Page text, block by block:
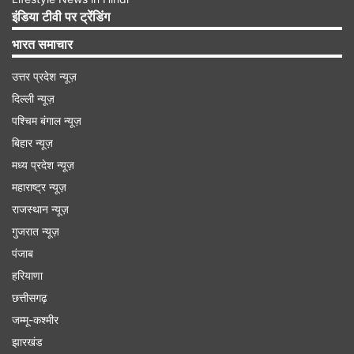
गौर करने वाली बात
आप स्वास्थ्य लाभों के हिसाब से डिसाइड कर सकते हैं कि
आपकी सेहत के लिए दही का सेवन करना ज्यादा फायदेमंद
साबित होगा या फिर छाछ पीना। आयुर्वेद के मुताबिक दही या
इंडिया टीवी पर ट्रेंडिंग
भारत समाचार
उत्तर प्रदेश न्यूज़
दिल्ली न्यूज़
पश्चिम बंगाल न्यूज़
बिहार न्यूज़
मध्य प्रदेश न्यूज़
महाराष्ट्र न्यूज़
राजस्थान न्यूज़
गुजरात न्यूज़
पंजाब
हरियाणा
छत्तीसगढ़
जम्मू-कश्मीर
झारखंड